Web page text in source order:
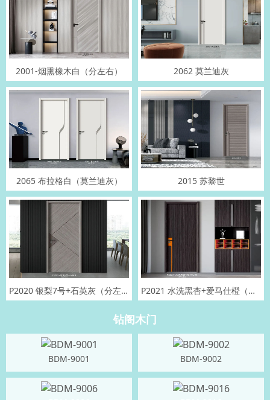
2001-烟熏橡木白（分左右） 2062 莫兰迪灰
2065 布拉格白（莫兰迪灰） 2015 苏黎世
P2020 银梨7号+石英灰（分左右） P2021 水洗黑杏+爱马仕橙（分左右）
钻阁木门
BDM-9001 BDM-9002